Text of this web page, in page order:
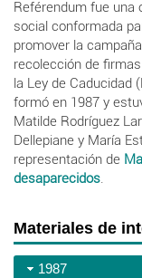
Reférendum fue una
social conformada
promover la
recolección de
la Ley de Caducidad
formó en 1987 y
Matilde Rodríguez
Dellepiane y María
representación de
desaparecidos.
Materiales de
1987